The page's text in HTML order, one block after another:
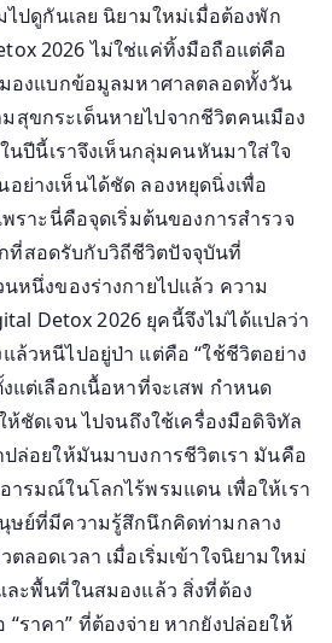
พร้อม
Gadget
พา
คุณ
ความ
ได้
ไปดูกันเลย นิยามใหม่เมื่อต้องพัก
2026 ไม่ใช่แค่ทิ้งมือถือแต่คือ
องแบกข้อมูลมหาศาลตลอดทั้งวัน
สุขกระเด็นหายไปจากชีวิตคนเมือง
นปีนี้เราจึงเห็นกลุ่มคนหันมาใส่ใจ
ย่างเห็นได้ชัด ลองหยุดนิ่งเพื่อ
พราะนี่คือจุดเริ่มต้นของการสำรวจ
สอดรับกับวิถีชีวิตปัจจุบันที่
หนึ่งของร่างกายไปแล้ว ความ
Detox 2026 ยุคนี้จึงไม่ได้แปลว่า
ล้วหนีไปอยู่ป่า แต่คือ “ใช้ชีวิตอย่าง
แต่เลือกเนื้อหาที่จะเสพ กำหนด
ห้ชัดเจน ไปจนถึงใช้เครื่องมือดิจิทัล
ปล่อยให้มันมาบงการชีวิตเรา มันคือ
ารมณ์ในโลกไร้พรมแดน เพื่อให้เรา
ษย์ที่มีความรู้สึกนึกคิดท่ามกลาง
ลอดเวลา เมื่อเริ่มเข้าใจนิยามใหม่
ละพื้นที่ในสมองแล้ว สิ่งที่ต้อง
ราคา” ที่ต้องจ่าย หากยังปล่อยให้